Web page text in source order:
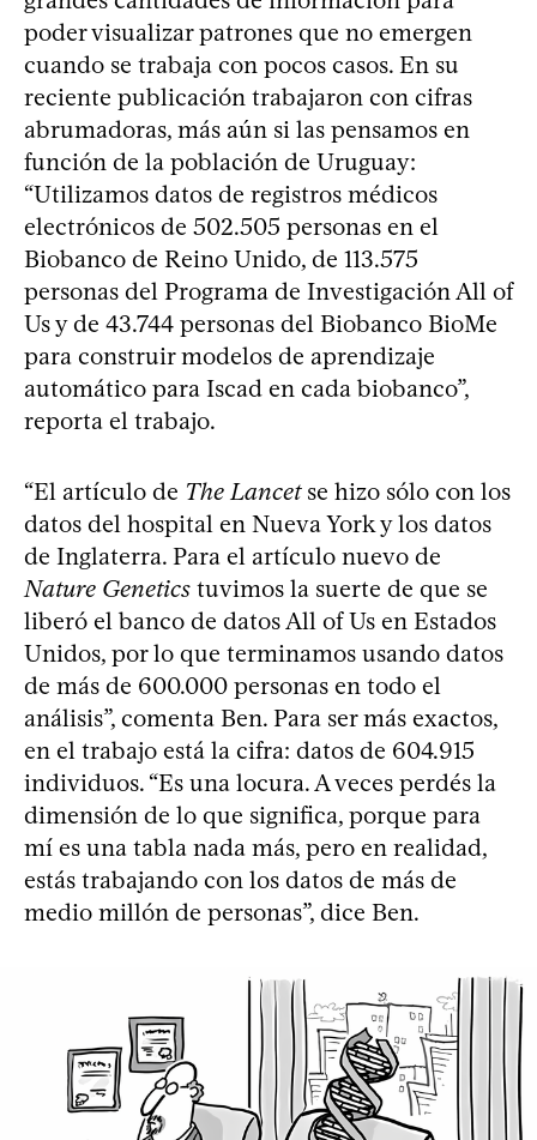
poder visualizar patrones que no emergen
cuando se trabaja con pocos casos. En su
reciente publicación trabajaron con cifras
abrumadoras, más aún si las pensamos en
función de la población de Uruguay:
“Utilizamos datos de registros médicos
electrónicos de 502.505 personas en el
Biobanco de Reino Unido, de 113.575
personas del Programa de Investigación All of
Us y de 43.744 personas del Biobanco BioMe
para construir modelos de aprendizaje
automático para Iscad en cada biobanco”,
reporta el trabajo.
“El artículo de The Lancetse hizo sólo con los
datos del hospital en Nueva York y los datos
de Inglaterra. Para el artículo nuevo de
Nature Genetics tuvimos la suerte de que se
liberó el banco de datos All of Us en Estados
Unidos, por lo que terminamos usando datos
de más de 600.000 personas en todo el
análisis”, comenta Ben. Para ser más exactos,
en el trabajo está la cifra: datos de 604.915
individuos. “Es una locura. A veces perdés la
dimensión de lo que significa, porque para
mí es una tabla nada más, pero en realidad,
estás trabajando con los datos de más de
medio millón de personas”, dice Ben.